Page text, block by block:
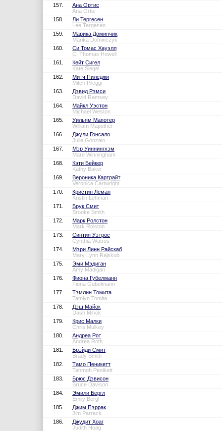
157.
Ана Ортис
Ana Ortiz
158.
Ли Тергесен
Lee Tergesen
159.
Марика Доминчик
Marika Dominczyk
160.
Си Томас Хауэлл
C. Thomas Howell
161.
Кейт Сигел
Kate Siegel
162.
Митч Пиледжи
Mitch Pileggi
163.
Дэвид Рэмси
David Ramsey
164.
Майкл Уэстон
Michael Weston
165.
Уильям Мапотер
William Mapother
166.
Джули Гонсало
Julie Gonzalo
167.
Мэр Уиннингхэм
Mare Winningham
168.
Кэти Бейкер
Kathy Baker
169.
Вероника Картрайт
Veronica Cartwright
170.
Кристин Леман
Kristin Lehman
171.
Брук Смит
Brooke Smith
172.
Марк Ролстон
Mark Rolston
173.
Синтия Уэтрос
Cynthia Watros
174.
Мэри Линн Райскаб
Mary Lynn Rajskub
175.
Эми Мэдиган
Amy Madigan
176.
Фиона Губелманн
Fiona Gubelmann
177.
Тэмлин Томита
Tamlyn Tomita
178.
Дэш Майок
Dash Mihok
179.
Крис Малки
Chris Mulkey
180.
Андреа Рот
Andrea Roth
181.
Брэйди Смит
Brady Smith
182.
Тамо Пеникетт
Tahmoh Penikett
183.
Брюс Дэвисон
Bruce Davison
184.
Эмили Бергл
Emily Bergl
185.
Джим Пэррак
Jim Parrack
186.
Джудит Хоаг
Judith Hoag